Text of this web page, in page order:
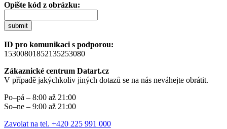
Opište kód z obrázku:
submit
ID pro komunikaci s podporou:
15300801852135253080
Zákaznické centrum Datart.cz
V případě jakýchkoliv jiných dotazů se na nás neváhejte obrátit.
Po–pá – 8:00 až 21:00
So–ne – 9:00 až 21:00
Zavolat na tel. +420 225 991 000